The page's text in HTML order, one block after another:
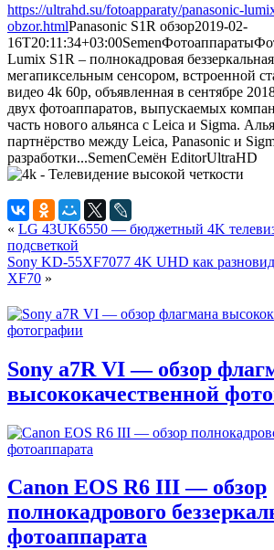
https://ultrahd.su/fotoapparaty/panasonic-
obzor.htmlPanasonic S1R обзор2019-02-
16T20:11:34+03:00SemenФотоаппараты
Lumix S1R – полнокадровая
мегапиксельным сенсором, встроенной
видео 4k 60p, объявленная в сентябре
двух фотоаппаратов, выпускаемых
часть нового альянса с Leica и Sigma.
партнёрство между Leica, Panasonic и
разработки...SemenСемён EditorUltraHD
« LG 43UK6550 — бюджетный 4K
подсветкой
Sony KD-55XF7077 4K UHD как
XF70 »
Sony a7R VI — обзор
высококачественной
Canon EOS R6 III — обзор
полнокадрового
фотоаппарата